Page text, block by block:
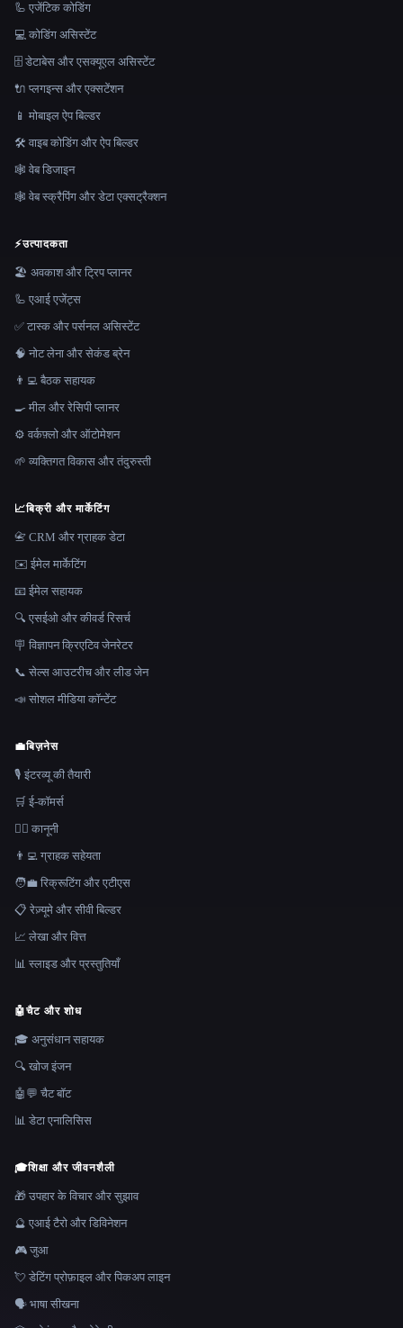
🦾 एजेंटिक कोडिंग
💻 कोडिंग असिस्टेंट
🗄️ डेटाबेस और एसक्यूएल असिस्टेंट
🔌 प्लगइन्स और एक्सटेंशन
📱 मोबाइल ऐप बिल्डर
🛠️ वाइब कोडिंग और ऐप बिल्डर
🕸 वेब डिजाइन
🕸️ वेब स्क्रैपिंग और डेटा एक्सट्रैक्शन
⚡उत्पादकता
🏖 अवकाश और ट्रिप प्लानर
🦾 एआई एजेंट्स
✅ टास्क और पर्सनल असिस्टेंट
🧠 नोट लेना और सेकंड ब्रेन
👨‍💻 बैठक सहायक
🍳 मील और रेसिपी प्लानर
⚙️ वर्कफ़्लो और ऑटोमेशन
🌱 व्यक्तिगत विकास और तंदुरुस्ती
📈बिक्री और मार्केटिंग
📇 CRM और ग्राहक डेटा
✉️ ईमेल मार्केटिंग
📧 ईमेल सहायक
🔍 एसईओ और कीवर्ड रिसर्च
🪧 विज्ञापन क्रिएटिव जेनरेटर
📞 सेल्स आउटरीच और लीड जेन
📣 सोशल मीडिया कॉन्टेंट
💼बिज़नेस
🎙️ इंटरव्यू की तैयारी
🛒 ई-कॉमर्स
👩‍⚖️ कानूनी
👨‍💻 ग्राहक सहेयता
🧑‍💼 रिक्रूटिंग और एटीएस
📋 रेज़्यूमे और सीवी बिल्डर
📈 लेखा और वित्त
📊 स्लाइड और प्रस्तुतियाँ
🤖चैट और शोध
🎓 अनुसंधान सहायक
🔍 खोज इंजन
🤖💬 चैट बॉट
📊 डेटा एनालिसिस
🎓शिक्षा और जीवनशैली
🎁 उपहार के विचार और सुझाव
🔮 एआई टैरो और डिविनेशन
🎮 जुआ
💘 डेटिंग प्रोफ़ाइल और पिकअप लाइन
🗣️ भाषा सीखना